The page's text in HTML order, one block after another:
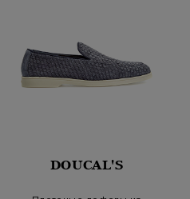
DOUCAL'S